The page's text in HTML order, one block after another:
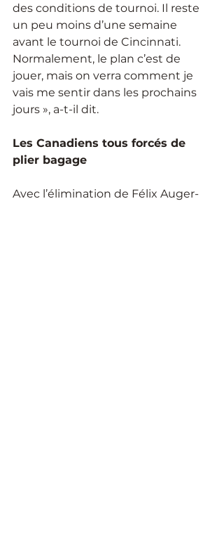
des conditions de tournoi. Il reste
un peu moins d’une semaine
avant le tournoi de Cincinnati.
Normalement, le plan c’est de
jouer, mais on verra comment je
vais me sentir dans les prochains
jours », a-t-il dit.
Les Canadiens tous forcés de
plier bagage
Avec l’élimination de Félix Auger-